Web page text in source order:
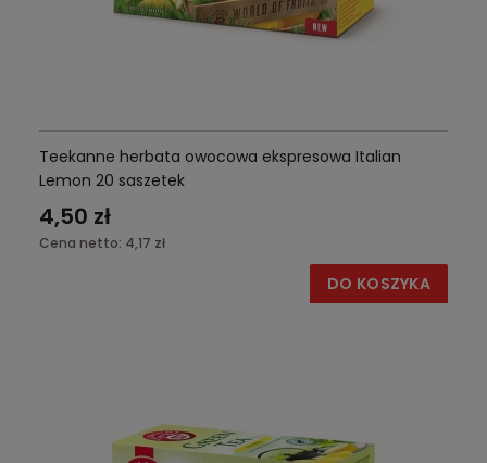
Teekanne herbata owocowa ekspresowa Italian
Lemon 20 saszetek
4,50 zł
Cena netto: 4,17 zł
DO KOSZYKA